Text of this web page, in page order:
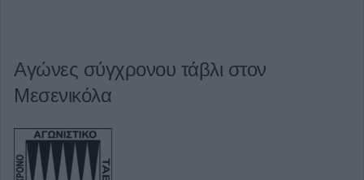
Αγώνες σύγχρονου τάβλι στον
Μεσενικόλα